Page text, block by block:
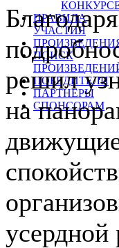
ПРАВИЛА
УЧАСТИЯ
ПОИСК
ПОБЕДИТЕЛИ
ПАРТНЕРЫ
СПОНСОРАМ
решил
на
усердной